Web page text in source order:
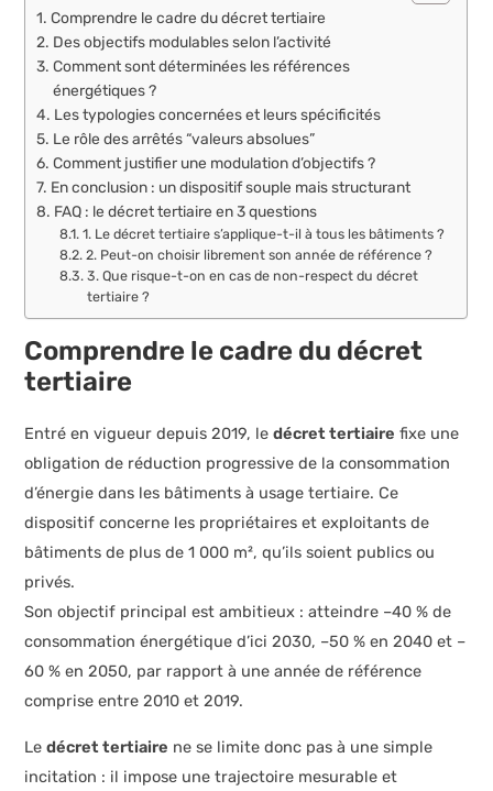
Comprendre le cadre du décret tertiaire
Des objectifs modulables selon l’activité
Comment sont déterminées les références
énergétiques ?
Les typologies concernées et leurs spécificités
Le rôle des arrêtés “valeurs absolues”
Comment justifier une modulation d’objectifs ?
En conclusion : un dispositif souple mais structurant
FAQ : le décret tertiaire en 3 questions
1. Le décret tertiaire s’applique-t-il à tous les bâtiments ?
2. Peut-on choisir librement son année de référence ?
3. Que risque-t-on en cas de non-respect du décret
tertiaire ?
Comprendre le cadre du décret
tertiaire
Entré en vigueur depuis 2019, ledécret tertiaire fixe une
obligation de réduction progressive de la consommation
d’énergie dans les bâtiments à usage tertiaire. Ce
dispositif concerne les propriétaires et exploitants de
bâtiments de plus de 1 000 m², qu’ils soient publics ou
privés.
Son objectif principal est ambitieux : atteindre –40 % de
consommation énergétique d’ici 2030, –50 % en 2040 et –
60 % en 2050, par rapport à une année de référence
comprise entre 2010 et 2019.
Ledécret tertiaire ne se limite donc pas à une simple
incitation : il impose une trajectoire mesurable et